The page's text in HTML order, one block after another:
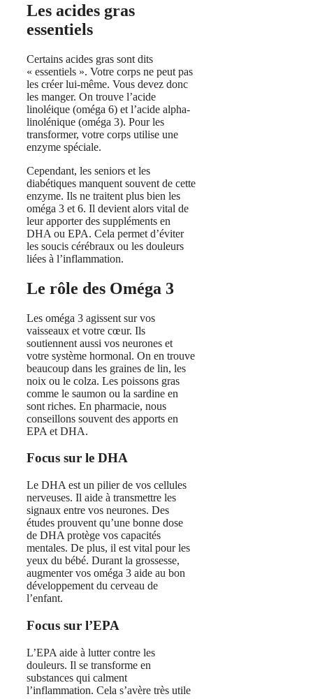
Les acides gras
essentiels
Certains acides gras sont dits
« essentiels ». Votre corps ne peut pas
les créer lui-même. Vous devez donc
les manger. On trouve l’acide
linoléique (oméga 6) et l’acide alpha-
linolénique (oméga 3). Pour les
transformer, votre corps utilise une
enzyme spéciale.
Cependant, les seniors et les
diabétiques manquent souvent de cette
enzyme. Ils ne traitent plus bien les
oméga 3 et 6. Il devient alors vital de
leur apporter des suppléments en
DHA ou EPA. Cela permet d’éviter
les soucis cérébraux ou les douleurs
liées à l’inflammation.
Le rôle des Oméga 3
Les oméga 3 agissent sur vos
vaisseaux et votre cœur. Ils
soutiennent aussi vos neurones et
votre système hormonal. On en trouve
beaucoup dans les graines de lin, les
noix ou le colza. Les poissons gras
comme le saumon ou la sardine en
sont riches. En pharmacie, nous
conseillons souvent des apports en
EPA et DHA.
Focus sur le DHA
Le DHA est un pilier de vos cellules
nerveuses. Il aide à transmettre les
signaux entre vos neurones. Des
études prouvent qu’une bonne dose
de DHA protège vos capacités
mentales. De plus, il est vital pour les
yeux du bébé. Durant la grossesse,
augmenter vos oméga 3 aide au bon
développement du cerveau de
l’enfant.
Focus sur l’EPA
L’EPA aide à lutter contre les
douleurs. Il se transforme en
substances qui calment
l’inflammation. Cela s’avère très utile